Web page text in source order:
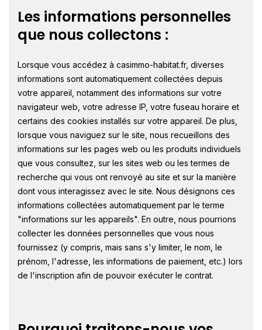
Les informations personnelles
que nous collectons :
Lorsque vous accédez à casimmo-habitat.fr, diverses
informations sont automatiquement collectées depuis
votre appareil, notamment des informations sur votre
navigateur web, votre adresse IP, votre fuseau horaire et
certains des cookies installés sur votre appareil. De plus,
lorsque vous naviguez sur le site, nous recueillons des
informations sur les pages web ou les produits individuels
que vous consultez, sur les sites web ou les termes de
recherche qui vous ont renvoyé au site et sur la manière
dont vous interagissez avec le site. Nous désignons ces
informations collectées automatiquement par le terme
"informations sur les appareils". En outre, nous pourrions
collecter les données personnelles que vous nous
fournissez (y compris, mais sans s'y limiter, le nom, le
prénom, l'adresse, les informations de paiement, etc.) lors
de l'inscription afin de pouvoir exécuter le contrat.